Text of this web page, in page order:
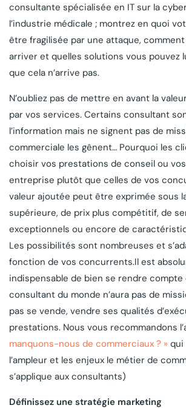
consultante spécialisée en IT sur la
l’industrie médicale ; montrez en quoi
être fragilisée par une attaque,
arriver et quelles solutions vous pouvez
que cela n’arrive pas.
N’oubliez pas de mettre en avant la
par vos services. Certains consultant
l’information mais ne signent pas de
commerciale les gênent… Pourquoi les
choisir vos prestations de conseil ou
entreprise plutôt que celles de vos
valeur ajoutée peut être exprimée sous
supérieure, de prix plus compétitif, de
exceptionnels ou encore de
Les possibilités sont nombreuses et
fonction de vos concurrents.Il est
indispensable de bien se rendre compte
consultant du monde n’aura pas de
pas se vende, vendre ses qualités
prestations. Nous vous recommandons
manquons-nous de commerciaux ? » qui
l’ampleur et les enjeux le métier de
s’applique aux consultants)
Définissez une stratégie marketing